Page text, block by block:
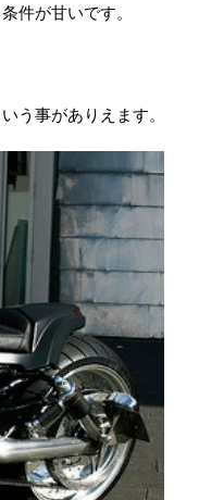
件が甘いです。
う事がありえます。